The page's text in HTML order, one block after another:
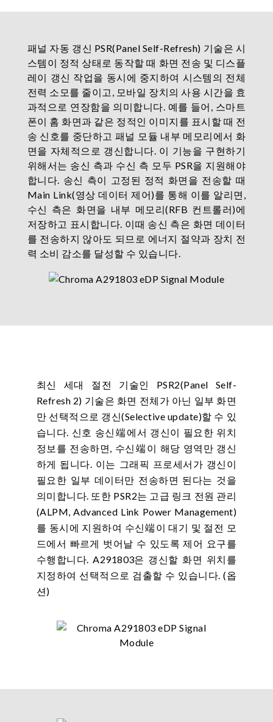
패널 자동 갱신 PSR(Panel Self-Refresh) 기술은 시
스템이 정적 상태로 동작할 때 화면 전송 및 디스플
레이 갱신 작업을 동시에 중지하여 시스템의 전체
전력 소모를 줄이고, 모바일 장치의 사용 시간을 효
과적으로 연장함을 의미합니다. 예를 들어, 스마트
폰이 홈 화면과 같은 정적인 이미지를 표시할 때 전
송 신호를 중단하고 패널 모듈 내부 메모리에서 화
면을 자체적으로 갱신합니다. 이 기능을 구현하기
위해서는 송신 측과 수신 측 모두 PSR을 지원해야
합니다. 송신 측이 고정된 정적 화면을 전송할 때
Main Link(영상 데이터 제어)를 통해 이를 알리면,
수신 측은 화면을 내부 메모리(RFB 컨트롤러)에
저장하고 표시합니다. 이때 송신 측은 화면 데이터
를 전송하지 않아도 되므로 에너지 절약과 장치 전
력 소비 감소를 달성할 수 있습니다.
최신 세대 절전 기술인 PSR2(Panel Self-
Refresh 2) 기술은 화면 전체가 아닌 일부 화면
만 선택적으로 갱신(Selective update)할 수 있
습니다. 신호 송신端에서 갱신이 필요한 위치
정보를 전송하면, 수신端이 해당 영역만 갱신
하게 됩니다. 이는 그래픽 프로세서가 갱신이
필요한 일부 데이터만 전송하면 된다는 것을
의미합니다. 또한 PSR2는 고급 링크 전원 관리
(ALPM, Advanced Link Power Management)
를 동시에 지원하여 수신端이 대기 및 절전 모
드에서 빠르게 벗어날 수 있도록 제어 요구를
수행합니다. A291803은 갱신할 화면 위치를
지정하여 선택적으로 검출할 수 있습니다. (옵
션)